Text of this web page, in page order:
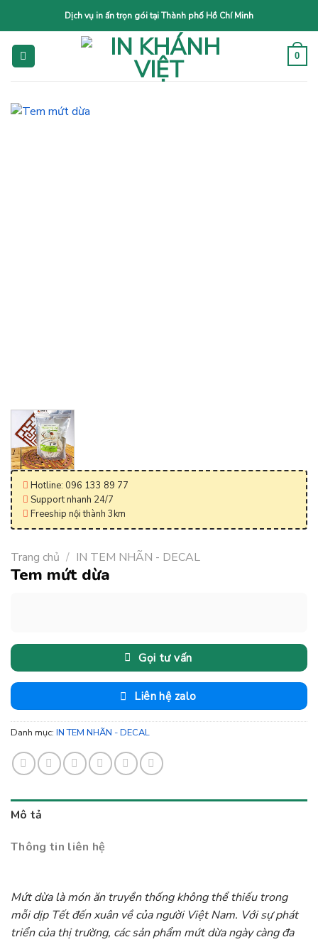
content
Dịch vụ in ấn trọn gói tại Thành phố Hồ Chí Minh
0
Hotline: 096 133 89 77
Support nhanh 24/7
Freeship nội thành 3km
Trang chủ / IN TEM NHÃN - DECAL
Tem mứt dừa
Gọi tư vấn
Liên hệ zalo
Danh mục: IN TEM NHÃN - DECAL
Mô tả
Thông tin liên hệ
Mứt dừa là món ăn truyền thống không thể thiếu trong
mỗi dịp Tết đến xuân về của người Việt Nam. Với sự phát
triển của thị trường, các sản phẩm mứt dừa ngày càng đa